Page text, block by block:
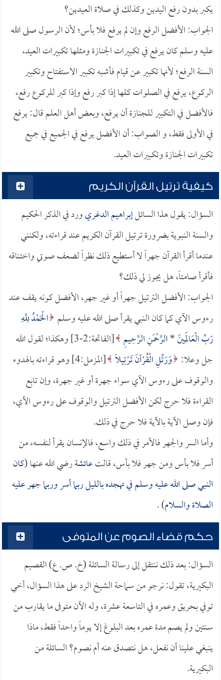
يكبر بدون رفع اليدين وكذلك في صلاة العيدين؟
الجواب: الأفضل الرفع وإن لم يرفع فلا بأس؛ لأن الرسول صلى الله
عليه وسلم كان يرفع في تكبيرات الجنازة ومثلها تكبيرات العيد،
السنة الرفع؛ لأنها تكبير عن قيام فأشبه تكبير الاستفتاح وتكبير
الركوع، يرفع في الصلوات كلها إذا كبر رفع وإذا كبر للركوع رفع،
فالأفضل في التكبير للجنازة أن يرفع، وبعض أهل العلم قال: يرفع
في الأولى فقط، و الصواب: أن الأفضل يرفع في الجميع في جميع
تكبيرات الجنازة وتكبيرات العيد.
كيفية ترتيل القرآن الكريم
السؤال: يقول هذا السائلإبراهيم الدغريورد في الذكر الحكيم
والسنة النبوية بضرورة ترتيل القرآن الكريم عند قراءته، ولكنني
عندما أقرأ القرآن جهراً لا أستطيع ذلك نظراً لضعف صوتي واختناقه
فأقرأ صامتاً، هل يجوز لي ذلك؟
الجواب: الأفضل الترتيل جهراً أو غير جهر، الأفضل كونه يقف عند
رءوس الآي كما كان النبي يقرأ صلى الله عليه وسلم الْحَمْدُ لِلَّهِ
رَبِّ الْعَالَمِينَ*الرَّحْمَنِ الرَّحِيمِ
[الفاتحة:2-3] وهكذا؛ لقول الله
جل وعلا: وَرَتِّلِ الْقُرْآنَ تَرْتِيلًا
[المزمل:4] وهو قراءته بالهدوء
والوقوف على رءوس الآي سواء جهرة أو غير جهرة، وإن تابع
القراءة فلا حرج لكن الأفضل الترتيل والوقوف على رءوس الآي،
فإن وصل الآية بالآية فلا حرج في ذلك.
وأما السر والجهر فالأمر في ذلك واسع، فالإنسان يقرأ لنفسه، من
أسر فلا بأس ومن جهر فلا بأس، قالتعائشةرضي الله عنها (كان
النبي صلى الله عليه وسلم في تهجده بالليل ربما أسر وربما جهر عليه
الصلاة والسلام) .
حكم قضاء الصوم عن المتوفى
السؤال: بعد ذلك ننتقل إلى رسالة السائلة (خ. ص. ع) القصيم
البكيرية، تقول: نرجو من سماحة الشيخ الرد على هذا السؤال، أخي
توفي بحريق وعمره في التاسعة عشرة، وله الآن متوفى ما يقارب من
سنتين ولم يصم مدة عمره بعد البلوغ إلا يوماً واحداً فقط، ماذا
ينبغي علينا أن نفعل، هل نتصدق عنه أم نصوم؟ السائلة من
البكيرية.